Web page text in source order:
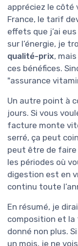
appréciez le côté
France, le tarif
effets que j’ai
sur l’énergie, je
qualité-prix,
ces bénéfices.
"assurance
Un autre point à
jours. Si vous
facture monte
serré, ça peut
peut être de faire
les périodes où
digestion est en
continu toute
En résumé, je
composition et la
donné non plus.
un mois, je ne